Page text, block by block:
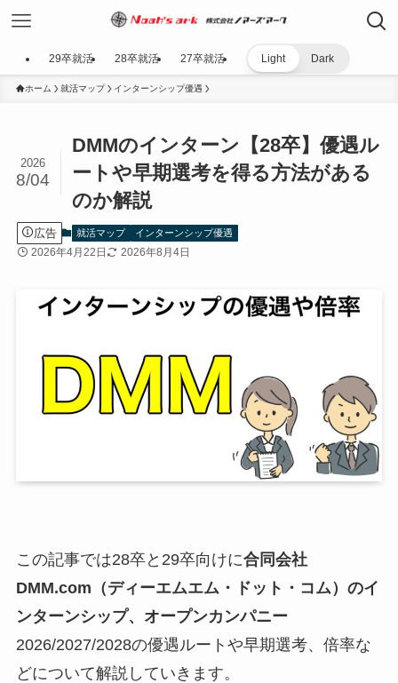
29卒就活 28卒就活 27卒就活 Light Dark
ホーム 就活マップ インターンシップ優遇
DMMのインターン【28卒】優遇ル
ートや早期選考を得る方法がある
のか解説
2026
8/04
広告 就活マップ インターンシップ優遇
2026年4月22日 2026年8月4日
この記事では28卒と29卒向けに合同会社
DMM.com（ディーエムエム・ドット・コム）のイ
ンターンシップ、オープンカンパニー
2026/2027/2028の優遇ルートや早期選考、倍率な
どについて解説していきます。